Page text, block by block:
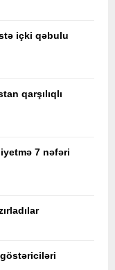
içki qəbulu
qarşılıqlı
7 nəfəri